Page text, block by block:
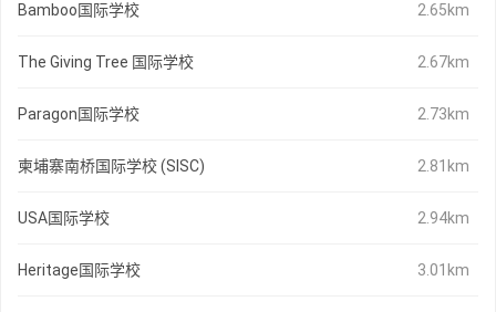
Bamboo国际学校 2.65km
The Giving Tree 国际学校 2.67km
Paragon国际学校 2.73km
柬埔寨南桥国际学校 (SISC) 2.81km
USA国际学校 2.94km
Heritage国际学校 3.01km